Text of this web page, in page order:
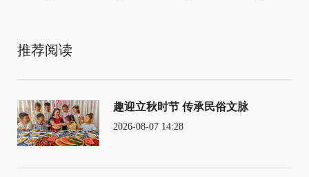
推荐阅读
趣迎立秋时节 传承民俗文脉
2026-08-07 14:28